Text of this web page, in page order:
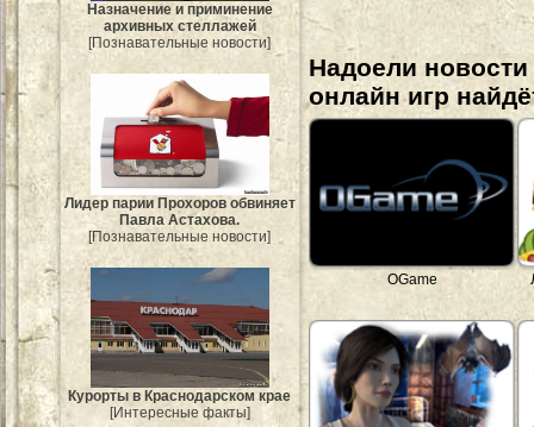
Назначение и приминение
архивных стеллажей
[Познавательные новости]
Лидер парии Прохоров обвиняет
Павла Астахова.
[Познавательные новости]
Курорты в Краснодарском крае
[Интересные факты]
Надоели
онлайн игр
OGame